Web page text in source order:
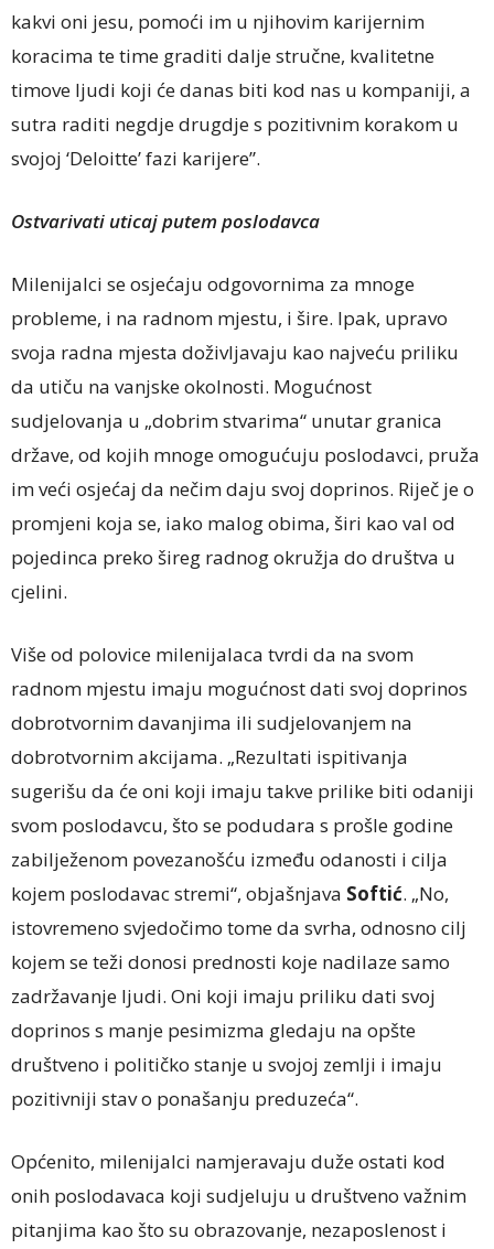
kakvi oni jesu, pomoći im u njihovim karijernim
koracima te time graditi dalje stručne, kvalitetne
timove ljudi koji će danas biti kod nas u kompaniji, a
sutra raditi negdje drugdje s pozitivnim korakom u
svojoj ‘Deloitte’ fazi karijere”.
Ostvarivati uticaj putem poslodavca
Milenijalci se osjećaju odgovornima za mnoge
probleme, i na radnom mjestu, i šire. Ipak, upravo
svoja radna mjesta doživljavaju kao najveću priliku
da utiču na vanjske okolnosti. Mogućnost
sudjelovanja u „dobrim stvarima“ unutar granica
države, od kojih mnoge omogućuju poslodavci, pruža
im veći osjećaj da nečim daju svoj doprinos. Riječ je o
promjeni koja se, iako malog obima, širi kao val od
pojedinca preko šireg radnog okružja do društva u
cjelini.
Više od polovice milenijalaca tvrdi da na svom
radnom mjestu imaju mogućnost dati svoj doprinos
dobrotvornim davanjima ili sudjelovanjem na
dobrotvornim akcijama. „Rezultati ispitivanja
sugerišu da će oni koji imaju takve prilike biti odaniji
svom poslodavcu, što se podudara s prošle godine
zabilježenom povezanošću između odanosti i cilja
kojem poslodavac stremi“, objašnjava Softić. „No,
istovremeno svjedočimo tome da svrha, odnosno cilj
kojem se teži donosi prednosti koje nadilaze samo
zadržavanje ljudi. Oni koji imaju priliku dati svoj
doprinos s manje pesimizma gledaju na opšte
društveno i političko stanje u svojoj zemlji i imaju
pozitivniji stav o ponašanju preduzeća“.
Općenito, milenijalci namjeravaju duže ostati kod
onih poslodavaca koji sudjeluju u društveno važnim
pitanjima kao što su obrazovanje, nezaposlenost i